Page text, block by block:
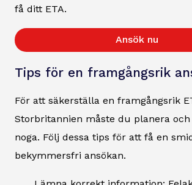
få ditt ETA.
Ansök nu
Tips för en framgångsrik
För att säkerställa en framgångsrik
Storbritannien måste du planera
noga. Följ dessa tips för att få en
bekymmersfri ansökan.